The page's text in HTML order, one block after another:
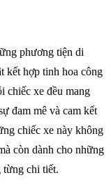
phương tiện di
kết hợp tinh hoa công
chiếc xe đều mang
đam mê và cam kết
chiếc xe này không
còn dành cho những
từng chi tiết.